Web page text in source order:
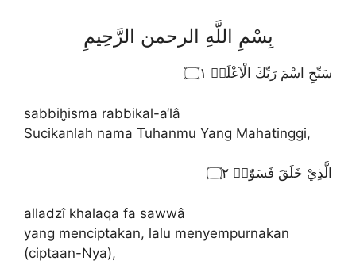
بِسْمِ اللَّهِ الرحمن الرَّحِيمِ
سَبِّحِ اسْمَ رَبِّكَ الْاَعْلَىۙ ۝١
sabbiḫisma rabbikal-a‘lâ
Sucikanlah nama Tuhanmu Yang Mahatinggi,
الَّذِيْ خَلَقَ فَسَوّٰىۖ ۝٢
alladzî khalaqa fa sawwâ
yang menciptakan, lalu menyempurnakan
(ciptaan-Nya),